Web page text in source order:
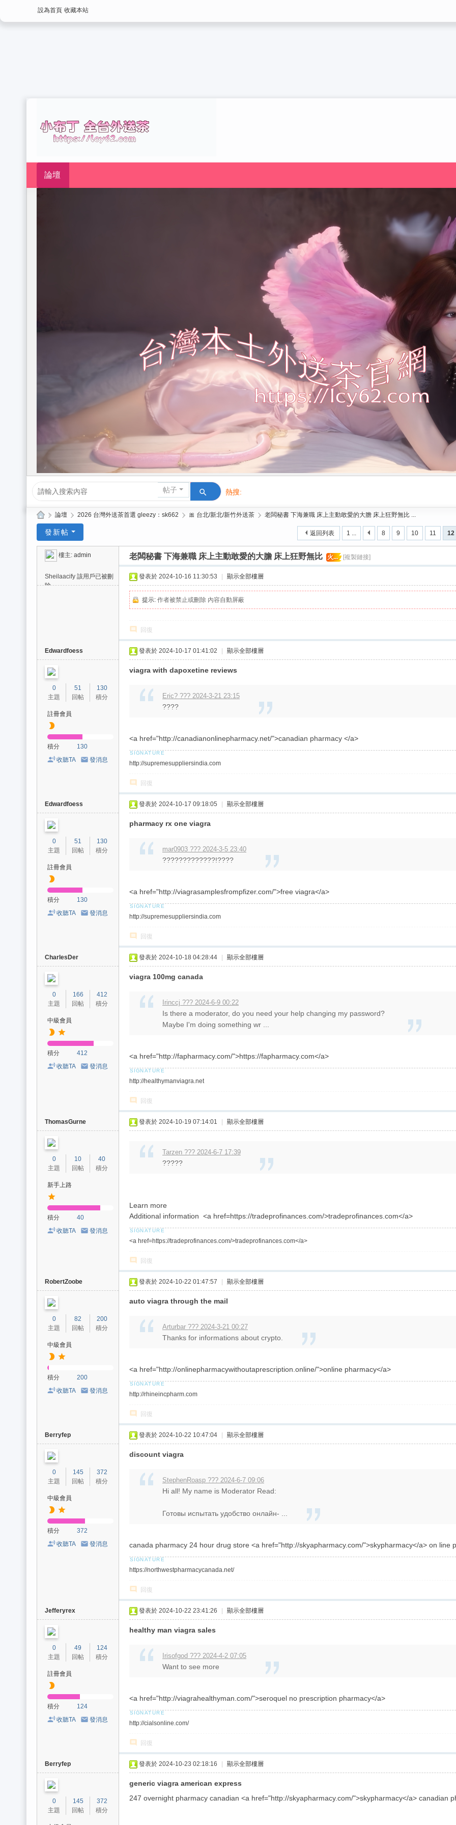
設為首頁 收藏本站
論壇
帖子 熱搜:
活動/交友/台灣按摩舒壓叫小姐gleezy/台灣喝茶/按摩/舒壓/2026台北出
ee
新
» 論壇 › 2026 台灣外送茶首選 gleezy：sk662 › 🎀 台北/新北/新竹外送茶 › 老闆秘書 下海兼職 床上主動敢愛的大膽 床上狂野無比 ...
1 ... 8 9 10 11 12
返回列表
發新帖
樓主: admin 老闆秘書 下海兼職 床上主動敢愛的大膽 床上狂野無比 火... [複製鏈接]
Sheilaacify 該用戶已被刪
除
發表於 2024-10-16 11:30:53 顯示全部樓層
提示: 作者被禁止或刪除 內容自動屏蔽
回復
Edwardfoess
0
主題
51
回帖
130
積分
註冊會員
積分
130
收聽TA
發消息
發表於 2024-10-17 01:41:02 顯示全部樓層
viagra with dapoxetine reviews
Eric? ??? 2024-3-21 23:15
????
<a href="http://canadianonlinepharmacy.net/">canadian pharmacy </a>
http://supremesuppliersindia.com
回復
Edwardfoess
0
主題
51
回帖
130
積分
註冊會員
積分
130
收聽TA
發消息
發表於 2024-10-17 09:18:05 顯示全部樓層
pharmacy rx one viagra
mar0903 ??? 2024-3-5 23:40
?????????????!????
<a href="http://viagrasamplesfrompfizer.com/">free viagra</a>
http://supremesuppliersindia.com
回復
CharlesDer
0
主題
166
回帖
412
積分
中級會員
積分
412
收聽TA
發消息
發表於 2024-10-18 04:28:44 顯示全部樓層
viagra 100mg canada
Irinccj ??? 2024-6-9 00:22
Is there a moderator, do you need your help changing my password?
Maybe I'm doing something wr ...
<a href="http://fapharmacy.com/">https://fapharmacy.com</a>
http://healthymanviagra.net
回復
ThomasGurne
0
主題
10
回帖
40
積分
新手上路
積分
40
收聽TA
發消息
發表於 2024-10-19 07:14:01 顯示全部樓層
Tarzen ??? 2024-6-7 17:39
?????
Learn more
Additional information <a href=https://tradeprofinances.com/>tradeprofinances.com</a>
<a href=https://tradeprofinances.com/>tradeprofinances.com</a>
回復
RobertZoobe
0
主題
82
回帖
200
積分
中級會員
積分
200
收聽TA
發消息
發表於 2024-10-22 01:47:57 顯示全部樓層
auto viagra through the mail
Arturbar ??? 2024-3-21 00:27
Thanks for informations about crypto.
<a href="http://onlinepharmacywithoutaprescription.online/">online pharmacy</a>
http://rhineincpharm.com
回復
Berryfep
0
主題
145
回帖
372
積分
中級會員
積分
372
收聽TA
發消息
發表於 2024-10-22 10:47:04 顯示全部樓層
discount viagra
StephenRoasp ??? 2024-6-7 09:06
Hi all! My name is Moderator Read:
Готовы испытать удобство онлайн- ...
canada pharmacy 24 hour drug store <a href="http://skyapharmacy.com/">skypharmacy</a> on line
https://northwestpharmacycanada.net/
回復
Jefferyrex
0
主題
49
回帖
124
積分
註冊會員
積分
124
收聽TA
發消息
發表於 2024-10-22 23:41:26 顯示全部樓層
healthy man viagra sales
Irisofgod ??? 2024-4-2 07:05
Want to see more
<a href="http://viagrahealthyman.com/">seroquel no prescription pharmacy</a>
http://cialsonline.com/
回復
Berryfep
0
主題
145
回帖
372
積分
發表於 2024-10-23 02:18:16 顯示全部樓層
generic viagra american express
247 overnight pharmacy canadian <a href="http://skyapharmacy.com/">skypharmacy</a> canadian